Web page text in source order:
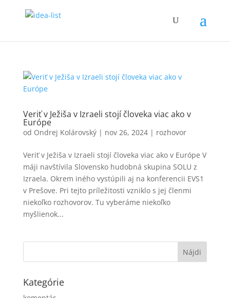
Veriť v Ježiša v Izraeli stojí človeka viac ako v
Európe
od Ondrej Kolárovský| nov 26, 2024| rozhovor
Veriť v Ježiša v Izraeli stojí človeka viac ako v Európe V
máji navštívila Slovensko hudobná skupina SOLU z
Izraela. Okrem iného vystúpili aj na konferencii EVS1
v Prešove. Pri tejto príležitosti vzniklo s jej členmi
niekoľko rozhovorov. Tu vyberáme niekoľko
myšlienok...
Kategórie